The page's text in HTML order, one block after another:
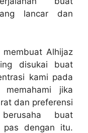
lancar dan
Alhijaz
disukai buat
kami pada
memahami jika
dan preferensi
buat
pas dengan itu.